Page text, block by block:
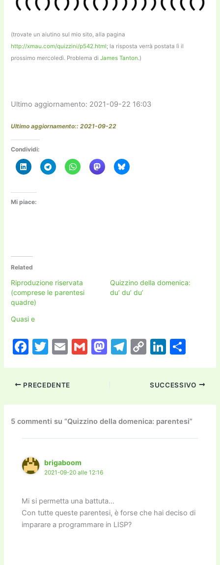
(trovate un aiutino sul mio sito, alla pagina
http://xmau.com/quizzini/p542.html; la risposta verrà postata lì il
prossimo mercoledì. Problema diJames Tanton.)
Ultimo aggiornamento: 2021-09-22 16:03
Ultimo aggiornamento:: 2021-09-22
Condividi:
Mi piace:
Related
Riproduzione riservata
(comprese le parentesi
quadre)
Quizzino della domenica:
du’ du’ du’
Quasi e
F
c
e
b
o
o
k
T
itt
er
E
ai
l
G
M
d
o
n
T
a
m
C
p
y
Li
n
k
Li
k
e
dI
n
n
di
vi
di
PRECEDENTE SUCCESSIVO
5 commenti su “Quizzino della domenica: parentesi”
brigaboom
2021-09-20 alle 12:16
Mi si permetta una battuta…
Con tutte queste parentesi, è forse che hai deciso di
imparare a programmare in LISP?